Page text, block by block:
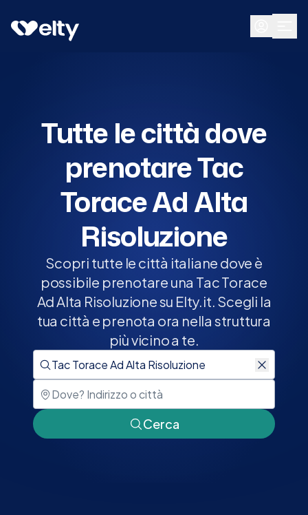
Prenota visita
Tutte le città dove
prenotare Tac
Torace Ad Alta
Risoluzione
Scopri tutte le città italiane dove è
possibile prenotare una Tac Torace
Ad Alta Risoluzione su Elty.it. Scegli la
tua città e prenota ora nella struttura
più vicino a te.
Cerca